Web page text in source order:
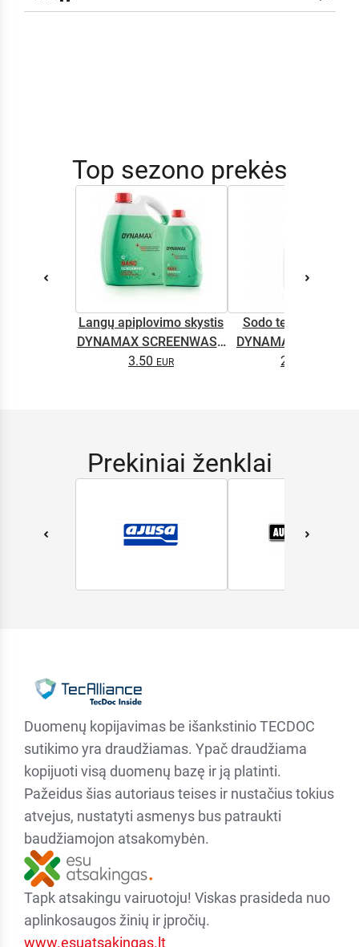
Top sezono prekės
Langų apiplovimo skystis
DYNAMAX SCREENWASH
NANO 4l
3.50
Sodo technikos
DYNAMAX M2T
2.65
Prekiniai ženklai
Duomenų kopijavimas be išankstinio TECDOC
sutikimo yra draudžiamas. Ypač draudžiama
kopijuoti visą duomenų bazę ir ją platinti.
Pažeidus šias autoriaus teises ir nustačius tokius
atvejus, nustatyti asmenys bus patraukti
baudžiamojon atsakomybėn.
Tapk atsakingu vairuotoju! Viskas prasideda nuo
aplinkosaugos žinių ir įpročių.
www.esuatsakingas.lt